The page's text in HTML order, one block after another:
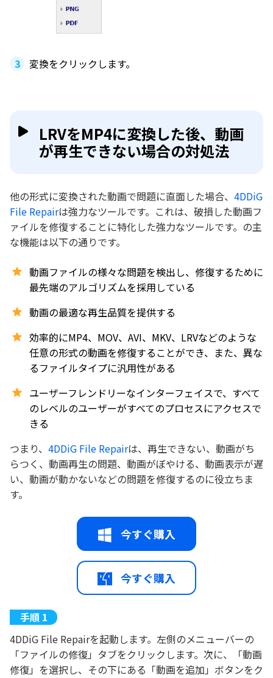
変換をクリックします。
LRVをMP4に変換した後、動画
が再生できない場合の対処法
他の形式に変換された動画で問題に直面した場合、 4DDiG
File Repairは強力なツールです。これは、破損した動画フ
ァイルを修復することに特化した強力なツールです。の主
な機能は以下の通りです。
動画ファイルの様々な問題を検出し、修復するために
最先端のアルゴリズムを採用している
動画の最適な再生品質を提供する
効率的にMP4、MOV、AVI、MKV、LRVなどのような
任意の形式の動画を修復することができ、また、異な
るファイルタイプに汎用性がある
ユーザーフレンドリーなインターフェイスで、すべて
のレベルのユーザーがすべてのプロセスにアクセスで
きる
つまり、 4DDiG File Repairは、再生できない、動画がち
らつく、動画再生の問題、動画がぼやける、動画表示が遅
い、動画が動かないなどの問題を修復するのに役立ちま
す。
今すぐ購入
今すぐ購入
4DDiG File Repairを起動します。左側のメニューバーの
「ファイルの修復」タブをクリックします。次に、「動画
修復」を選択し、その下にある「動画を追加」ボタンをク